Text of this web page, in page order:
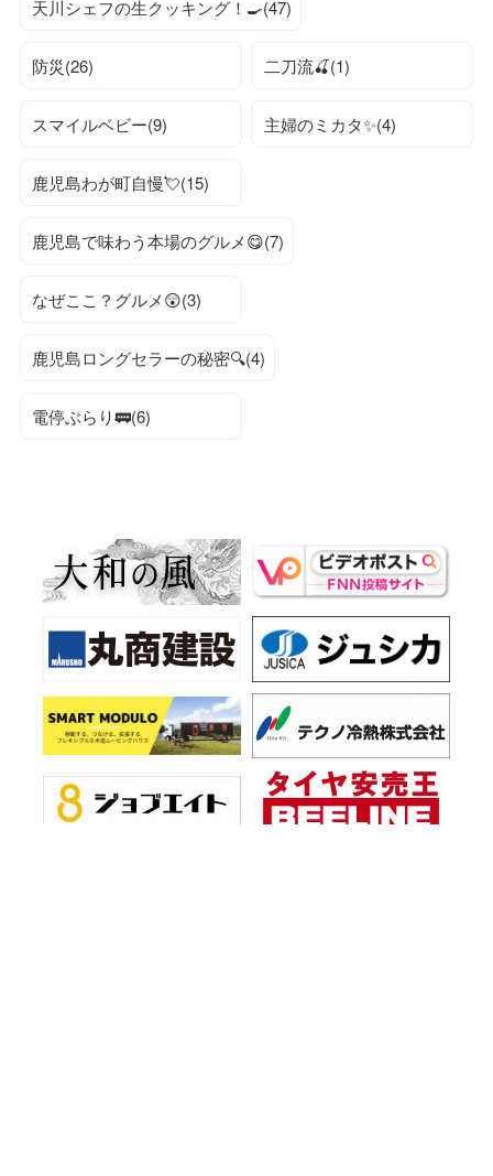
天川シェフの生クッキング！🍳(47)
防災(26) 二刀流🍒(1)
スマイルベビー(9) 主婦のミカタ✨(4)
鹿児島わが町自慢💘(15)
鹿児島で味わう本場のグルメ😋(7)
なぜここ？グルメ😲(3)
鹿児島ロングセラーの秘密🔍(4)
電停ぶらり🚃(6)